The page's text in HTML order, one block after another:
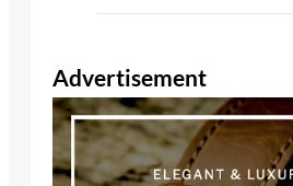
Advertisement